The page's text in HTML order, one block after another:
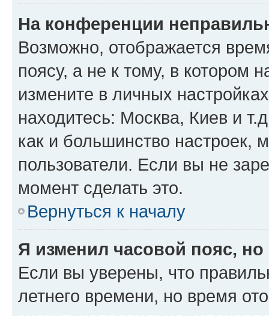
На конференции
Возможно, отображается
поясу, а не к тому, в котором
измените в личных
находитесь: Москва, Киев и
как и большинство настроек,
пользователи. Если вы не
момент сделать это.
Вернуться к началу
Я изменил часовой пояс,
Если вы уверены, что
летнего времени, но время